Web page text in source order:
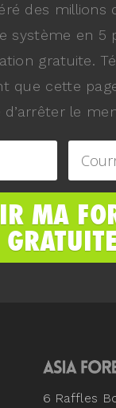
des millions
système en 5
gratuite.
que cette
le
6 Raffles